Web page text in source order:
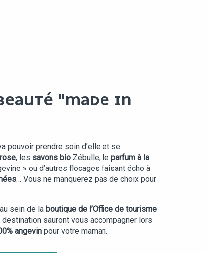
"MADE IN
pouvoir prendre soin d’elle et se
, les savons bio Zébulle, le parfum à la
» ou d’autres flocages faisant écho à
… Vous ne manquerez pas de choix pour
sein de la boutique de l’Office de tourisme
sauront vous accompagner lors
angevin pour votre maman.